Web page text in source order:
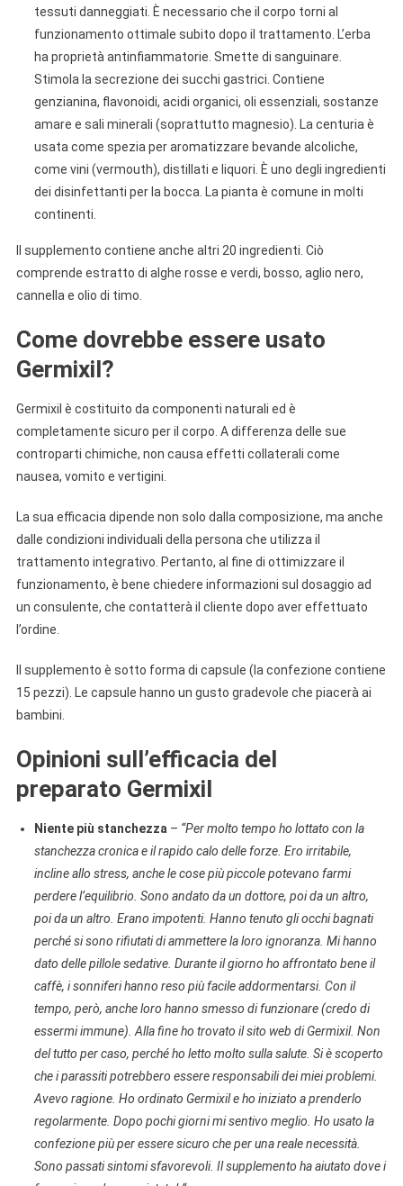
tessuti danneggiati. È necessario che il corpo torni al
funzionamento ottimale subito dopo il trattamento. L’erba
ha proprietà antinfiammatorie. Smette di sanguinare.
Stimola la secrezione dei succhi gastrici. Contiene
genzianina, flavonoidi, acidi organici, oli essenziali, sostanze
amare e sali minerali (soprattutto magnesio). La centuria è
usata come spezia per aromatizzare bevande alcoliche,
come vini (vermouth), distillati e liquori. È uno degli ingredienti
dei disinfettanti per la bocca. La pianta è comune in molti
continenti.
Il supplemento contiene anche altri 20 ingredienti. Ciò
comprende estratto di alghe rosse e verdi, bosso, aglio nero,
cannella e olio di timo.
Come dovrebbe essere usato
Germixil?
Germixil è costituito da componenti naturali ed è
completamente sicuro per il corpo. A differenza delle sue
controparti chimiche, non causa effetti collaterali come
nausea, vomito e vertigini.
La sua efficacia dipende non solo dalla composizione, ma anche
dalle condizioni individuali della persona che utilizza il
trattamento integrativo. Pertanto, al fine di ottimizzare il
funzionamento, è bene chiedere informazioni sul dosaggio ad
un consulente, che contatterà il cliente dopo aver effettuato
l’ordine.
Il supplemento è sotto forma di capsule (la confezione contiene
15 pezzi). Le capsule hanno un gusto gradevole che piacerà ai
bambini.
Opinioni sull’efficacia del
preparato Germixil
Niente più stanchezza – “Per molto tempo ho lottato con la
stanchezza cronica e il rapido calo delle forze. Ero irritabile,
incline allo stress, anche le cose più piccole potevano farmi
perdere l’equilibrio. Sono andato da un dottore, poi da un altro,
poi da un altro. Erano impotenti. Hanno tenuto gli occhi bagnati
perché si sono rifiutati di ammettere la loro ignoranza. Mi hanno
dato delle pillole sedative. Durante il giorno ho affrontato bene il
caffè, i sonniferi hanno reso più facile addormentarsi. Con il
tempo, però, anche loro hanno smesso di funzionare (credo di
essermi immune). Alla fine ho trovato il sito web di Germixil. Non
del tutto per caso, perché ho letto molto sulla salute. Si è scoperto
che i parassiti potrebbero essere responsabili dei miei problemi.
Avevo ragione. Ho ordinato Germixil e ho iniziato a prenderlo
regolarmente. Dopo pochi giorni mi sentivo meglio. Ho usato la
confezione più per essere sicuro che per una reale necessità.
Sono passati sintomi sfavorevoli. Il supplemento ha aiutato dove i